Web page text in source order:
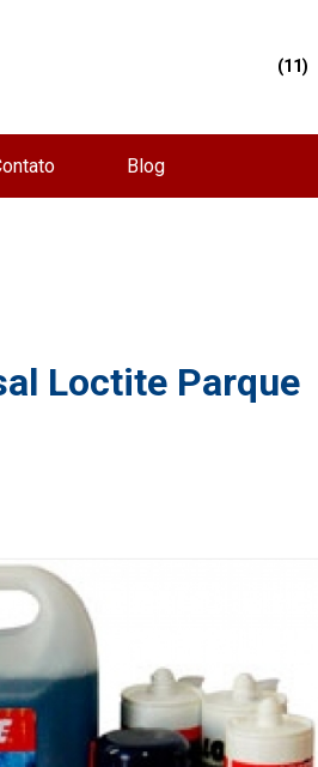
Blog
(11)
Loctite Parque